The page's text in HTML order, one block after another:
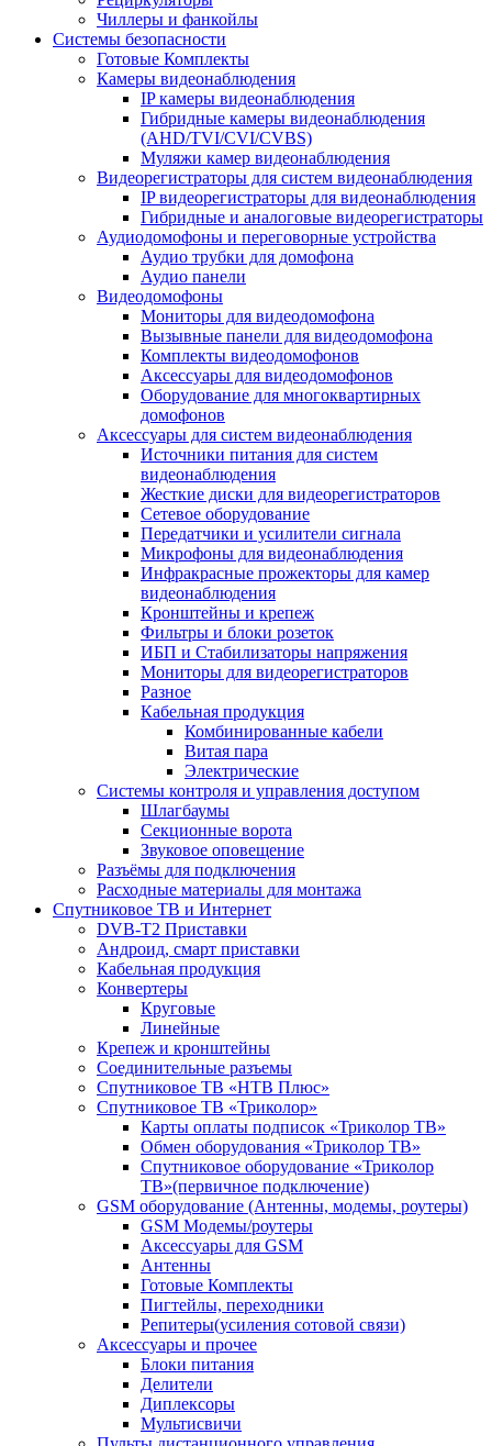
Чиллеры и фанкойлы
Системы безопасности
Готовые Комплекты
Камеры видеонаблюдения
IP камеры видеонаблюдения
Гибридные камеры видеонаблюдения
(AHD/TVI/CVI/CVBS)
Муляжи камер видеонаблюдения
Видеорегистраторы для систем видеонаблюдения
IP видеорегистраторы для видеонаблюдения
Гибридные и аналоговые видеорегистраторы
Аудиодомофоны и переговорные устройства
Аудио трубки для домофона
Аудио панели
Видеодомофоны
Мониторы для видеодомофона
Вызывные панели для видеодомофона
Комплекты видеодомофонов
Аксессуары для видеодомофонов
Оборудование для многоквартирных
домофонов
Аксессуары для систем видеонаблюдения
Источники питания для систем
видеонаблюдения
Жесткие диски для видеорегистраторов
Сетевое оборудование
Передатчики и усилители сигнала
Микрофоны для видеонаблюдения
Инфракрасные прожекторы для камер
видеонаблюдения
Кронштейны и крепеж
Фильтры и блоки розеток
ИБП и Стабилизаторы напряжения
Мониторы для видеорегистраторов
Разное
Кабельная продукция
Комбинированные кабели
Витая пара
Электрические
Системы контроля и управления доступом
Шлагбаумы
Секционные ворота
Звуковое оповещение
Разъёмы для подключения
Расходные материалы для монтажа
Спутниковое ТВ и Интернет
DVB-Т2 Приставки
Андроид, смарт приставки
Кабельная продукция
Конвертеры
Круговые
Линейные
Крепеж и кронштейны
Соединительные разъемы
Спутниковое ТВ «НТВ Плюс»
Спутниковое ТВ «Триколор»
Карты оплаты подписок «Триколор ТВ»
Обмен оборудования «Триколор ТВ»
Спутниковое оборудование «Триколор
ТВ»(первичное подключение)
GSM оборудование (Антенны, модемы, роутеры)
GSM Модемы/роутеры
Аксессуары для GSM
Антенны
Готовые Комплекты
Пигтейлы, переходники
Репитеры(усиления сотовой связи)
Аксессуары и прочее
Блоки питания
Делители
Диплексоры
Мультисвичи